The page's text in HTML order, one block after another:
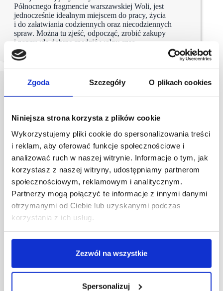
Zgoda Szczegóły O plikach cookies
Niniejsza strona korzysta z plików cookie
Wykorzystujemy pliki cookie do spersonalizowania treści
i reklam, aby oferować funkcje społecznościowe i
analizować ruch w naszej witrynie. Informacje o tym, jak
korzystasz z naszej witryny, udostępniamy partnerom
społecznościowym, reklamowym i analitycznym.
Partnerzy mogą połączyć te informacje z innymi danymi
otrzymanymi od Ciebie lub uzyskanymi podczas
korzystania z ich usług.
Zezwól na wszystkie
Spersonalizuj
Północnego fragmencie warszawskiej Woli, jest
jednocześnie idealnym miejscem do pracy, życia
i do załatwiania codziennych oraz niecodziennych
spraw. Można tu zjeść, odpocząć, zrobić zakupy
i naprawdę dobrze spędzić wolny czas.…
14/04/2021 ZPPHiU